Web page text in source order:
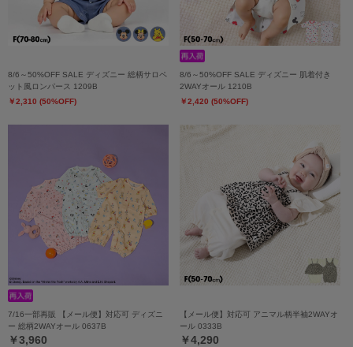
8/6～50%OFF SALE ディズニー 総柄サロペ
ット風ロンパース 1209B
￥2,310 (50%OFF)
8/6～50%OFF SALE ディズニー 肌着付き
2WAYオール 1210B
￥2,420 (50%OFF)
7/16一部再販 【メール便】対応可 ディズニ
ー 総柄2WAYオール 0637B
￥3,960
【メール便】対応可 アニマル柄半袖2WAYオ
ール 0333B
￥4,290